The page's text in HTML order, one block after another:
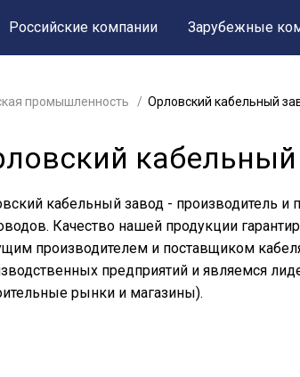
Российские компании Зарубежные
промышленность Орловский кабельный
кабельный завод - производитель
Качество нашей продукции
производителем и поставщиком
предприятий и являемся
рынки и магазины).